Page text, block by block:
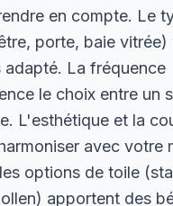
en compte. Le
porte, baie vitrée)
adapté. La fréquence
le choix entre un
L'esthétique et la
avec votre
options de toile
apportent des